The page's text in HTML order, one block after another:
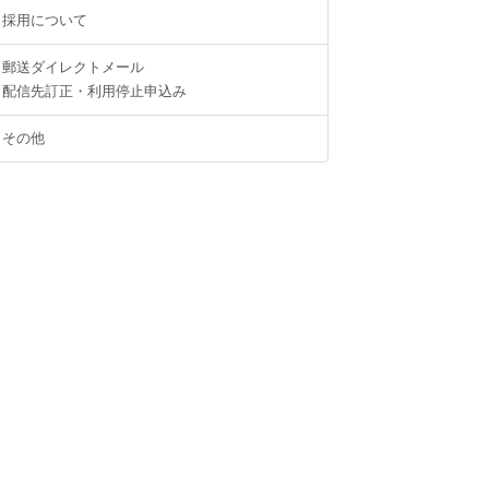
採用について
郵送ダイレクトメール
配信先訂正・利用停止申込み
その他